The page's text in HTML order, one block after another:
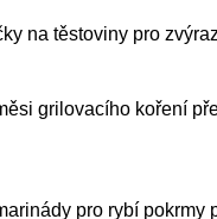
na těstoviny pro
grilovacího koření
pro rybí pokrmy